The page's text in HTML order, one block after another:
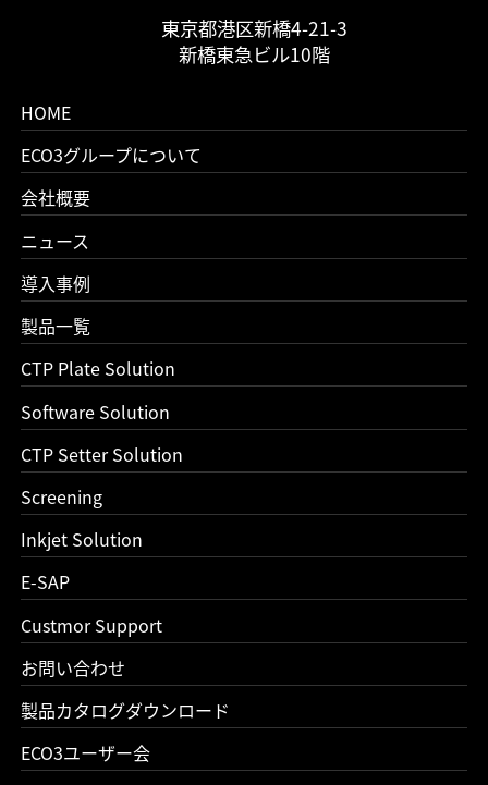
東京都港区新橋4-21-3
新橋東急ビル10階
HOME
ECO3グループについて
会社概要
ニュース
導入事例
製品一覧
CTP Plate Solution
Software Solution
CTP Setter Solution
Screening
Inkjet Solution
E-SAP
Custmor Support
お問い合わせ
製品カタログダウンロード
ECO3ユーザー会